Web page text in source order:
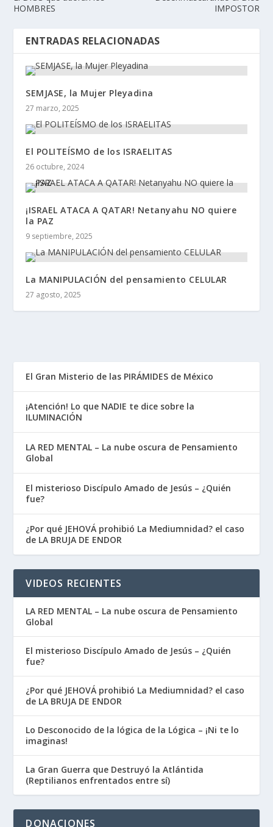
HOMBRES
IMPOSTOR
ENTRADAS RELACIONADAS
SEMJASE, la Mujer Pleyadina
27 marzo, 2025
El POLITEÍSMO de los ISRAELITAS
26 octubre, 2024
¡ISRAEL ATACA A QATAR! Netanyahu NO quiere
la PAZ
9 septiembre, 2025
La MANIPULACIÓN del pensamiento CELULAR
27 agosto, 2025
El Gran Misterio de las PIRÁMIDES de México
¡Atención! Lo que NADIE te dice sobre la
ILUMINACIÓN
LA RED MENTAL – La nube oscura de Pensamiento
Global
El misterioso Discípulo Amado de Jesús – ¿Quién
fue?
¿Por qué JEHOVÁ prohibió La Mediumnidad? el caso
de LA BRUJA DE ENDOR
VIDEOS RECIENTES
LA RED MENTAL – La nube oscura de Pensamiento
Global
El misterioso Discípulo Amado de Jesús – ¿Quién
fue?
¿Por qué JEHOVÁ prohibió La Mediumnidad? el caso
de LA BRUJA DE ENDOR
Lo Desconocido de la lógica de la Lógica – ¡Ni te lo
imaginas!
La Gran Guerra que Destruyó la Atlántida
(Reptilianos enfrentados entre sí)
DONACIONES